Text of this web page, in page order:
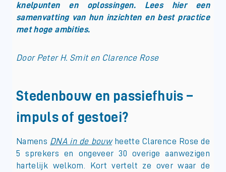
knelpunten en oplossingen. Lees hier een
samenvatting van hun inzichten en best practice
met hoge ambities.
Door Peter H. Smit en Clarence Rose
Stedenbouw en passiefhuis –
impuls of gestoei?
Namens DNA in de bouw heette Clarence Rose de
5 sprekers en ongeveer 30 overige aanwezigen
hartelijk welkom. Kort vertelt ze over waar de